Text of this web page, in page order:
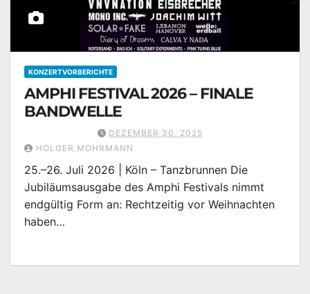
KONZERTVORBERICHTE
AMPHI FESTIVAL 2026 – FINALE
BANDWELLE
DEZEMBER 30, 2025
HOLGER MOHRMANN
25.–26. Juli 2026 | Köln – Tanzbrunnen Die
Jubiläumsausgabe des Amphi Festivals nimmt
endgültig Form an: Rechtzeitig vor Weihnachten
haben…